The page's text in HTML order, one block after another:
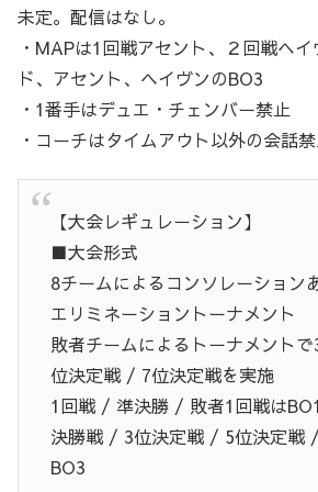
未定。配信はなし。
・MAPは1回戦アセント、２回戦ヘ
ド、アセント、ヘイヴンのBO3
・1番手はデュエ・チェンバー禁止
・コーチはタイムアウト以外の会話
【大会レギュレーション】
■大会形式
8チームによるコンソレーション
エリミネーショントーナメント
敗者チームによるトーナメント
位決定戦 / 7位決定戦を実施
1回戦 / 準決勝 / 敗者1回戦はBO1
決勝戦 / 3位決定戦 / 5位決定戦
BO3